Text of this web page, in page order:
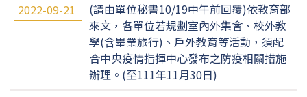
2022-09-21
(請由單位秘書10/19中午前回覆)依教育部
來文，各單位若規劃室內外集會、校外教
學(含畢業旅行)、戶外教育等活動，須配
合中央疫情指揮中心發布之防疫相關措施
辦理。(至111年11月30日)